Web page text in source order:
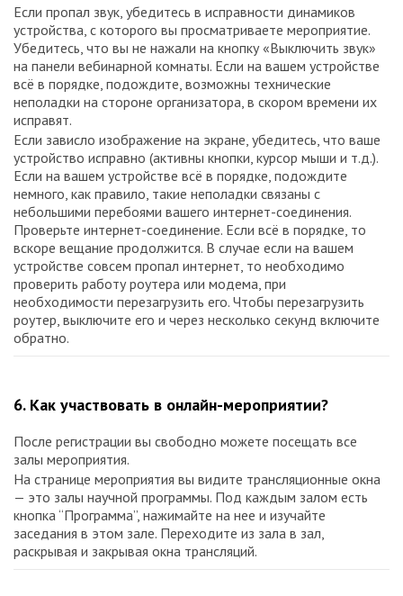
Если пропал звук, убедитесь в исправности динамиков
устройства, с которого вы просматриваете мероприятие.
Убедитесь, что вы не нажали на кнопку «Выключить звук»
на панели вебинарной комнаты. Если на вашем устройстве
всё в порядке, подождите, возможны технические
неполадки на стороне организатора, в скором времени их
исправят.
Если зависло изображение на экране, убедитесь, что ваше
устройство исправно (активны кнопки, курсор мыши и т.д.).
Если на вашем устройстве всё в порядке, подождите
немного, как правило, такие неполадки связаны с
небольшими перебоями вашего интернет-соединения.
Проверьте интернет-соединение. Если всё в порядке, то
вскоре вещание продолжится. В случае если на вашем
устройстве совсем пропал интернет, то необходимо
проверить работу роутера или модема, при
необходимости перезагрузить его. Чтобы перезагрузить
роутер, выключите его и через несколько секунд включите
обратно.
6. Как участвовать в онлайн-мероприятии?
После регистрации вы свободно можете посещать все
залы мероприятия.
На странице мероприятия вы видите трансляционные окна
— это залы научной программы. Под каждым залом есть
кнопка “Программа”, нажимайте на нее и изучайте
заседания в этом зале. Переходите из зала в зал,
раскрывая и закрывая окна трансляций.